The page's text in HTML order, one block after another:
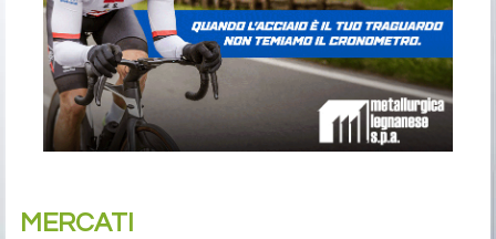
MERCATI